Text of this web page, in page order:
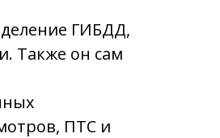
ГИБДД,
Также он сам
ПТС и